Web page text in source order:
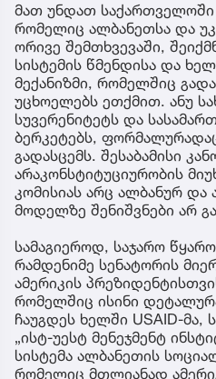
მათ უნდათ საქართველოში
რომელიც ალბანეთსა და
ორივე შემთხვევაში,
სისტემის წმენდისა და
მექანიზმი, რომელშიც
უცხოელებს ეთქმით. ანუ
სუვერენიტეტს და
ბერკეტებს,
გადასცემს. შესაბამისი
არაკონსტიტუციურობის
კომისიას არც ალბანურ და
მოდელზე შენიშვნები არ
სამაგიეროდ, საჯარო
რამდენიმე სენატორის
ამერიკის
რომელშიც ისინი
ჩაუგდეს ხელში USAID-
„ისტ-უესტ მენეჯმენტ
სისტემა ალბანეთის
რომელიც მთლიანად